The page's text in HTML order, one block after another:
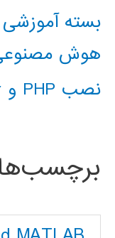
بسته
هوش
نصب PHP و composer در ویندوز 10